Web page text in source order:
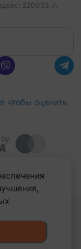
220053, г.
чтобы оценить
допускается